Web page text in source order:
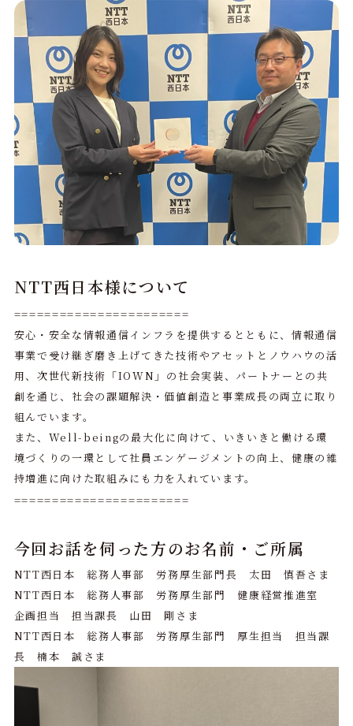
NTT西日本様について
=======================
安心・安全な情報通信インフラを提供するとともに、情報通信
事業で受け継ぎ磨き上げてきた技術やアセットとノウハウの活
用、次世代新技術「IOWN」の社会実装、パートナーとの共
創を通じ、社会の課題解決・価値創造と事業成長の両立に取り
組んでいます。
また、Well-beingの最大化に向けて、いきいきと働ける環
境づくりの一環として社員エンゲージメントの向上、健康の維
持増進に向けた取組みにも力を入れています。
=======================
今回お話を伺った方のお名前・ご所属
NTT西日本 総務人事部 労務厚生部門長 太田 慎吾さま
NTT西日本 総務人事部 労務厚生部門 健康経営推進室
企画担当 担当課長 山田 剛さま
NTT西日本 総務人事部 労務厚生部門 厚生担当 担当課
長 楠本 誠さま